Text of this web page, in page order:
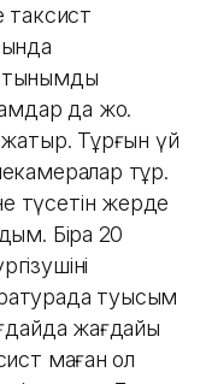
таксист
да жоқ.
жатыр. Тұрғын үй
тұр.
түсетін жерде
Бірақ 20
туысым
жағдайы
маған қол